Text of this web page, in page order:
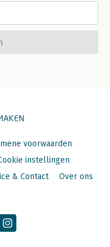
voorwaarden
instellingen
& Contact Over ons